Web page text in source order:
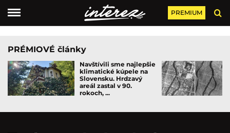
PREMIUM
PRÉMIOVÉ články
Navštívili sme najlepšie
klimatické kúpele na
Slovensku. Hrdzavý
areál zastal v 90.
rokoch, ...